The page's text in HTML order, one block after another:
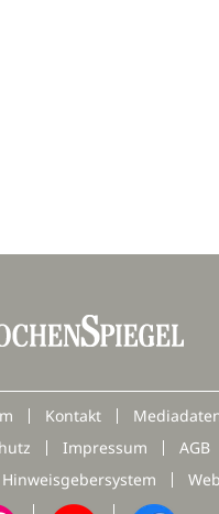
Kontakt
Impressum
AGB
Hinweisgebersystem